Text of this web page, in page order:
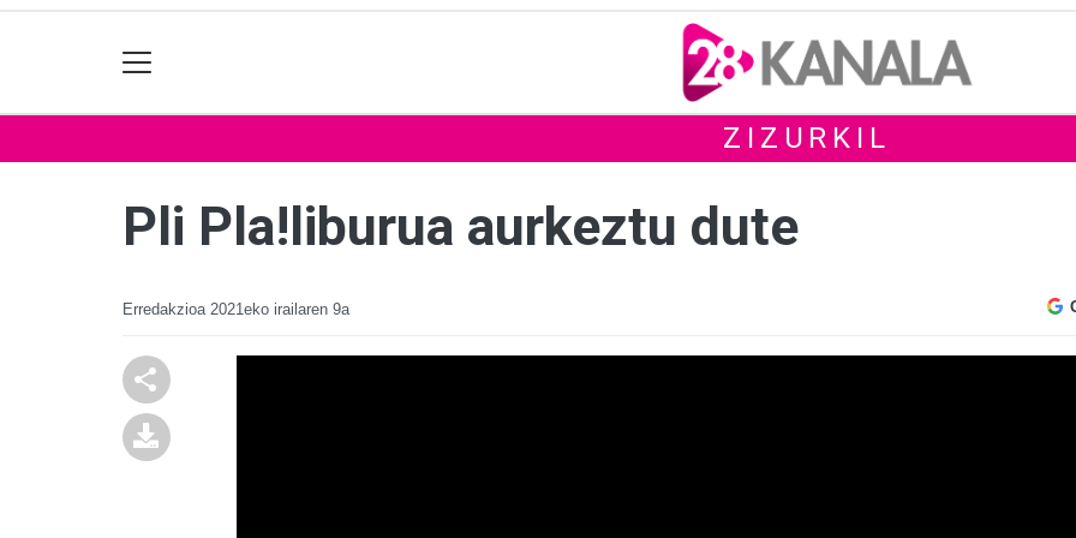
ZIZURKIL
Pli Pla!liburua aurkeztu dute
Erredakzioa 2021eko irailaren 9a